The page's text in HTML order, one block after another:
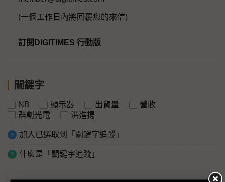
(一個工作日內將回覆您的來信)
訂閱DIGITIMES 行動版
關鍵字
NB 顯示器 出貨量
營收
群創光電
洪進揚
加入已選取到「關鍵字追蹤」
什麼是「關鍵字追蹤」